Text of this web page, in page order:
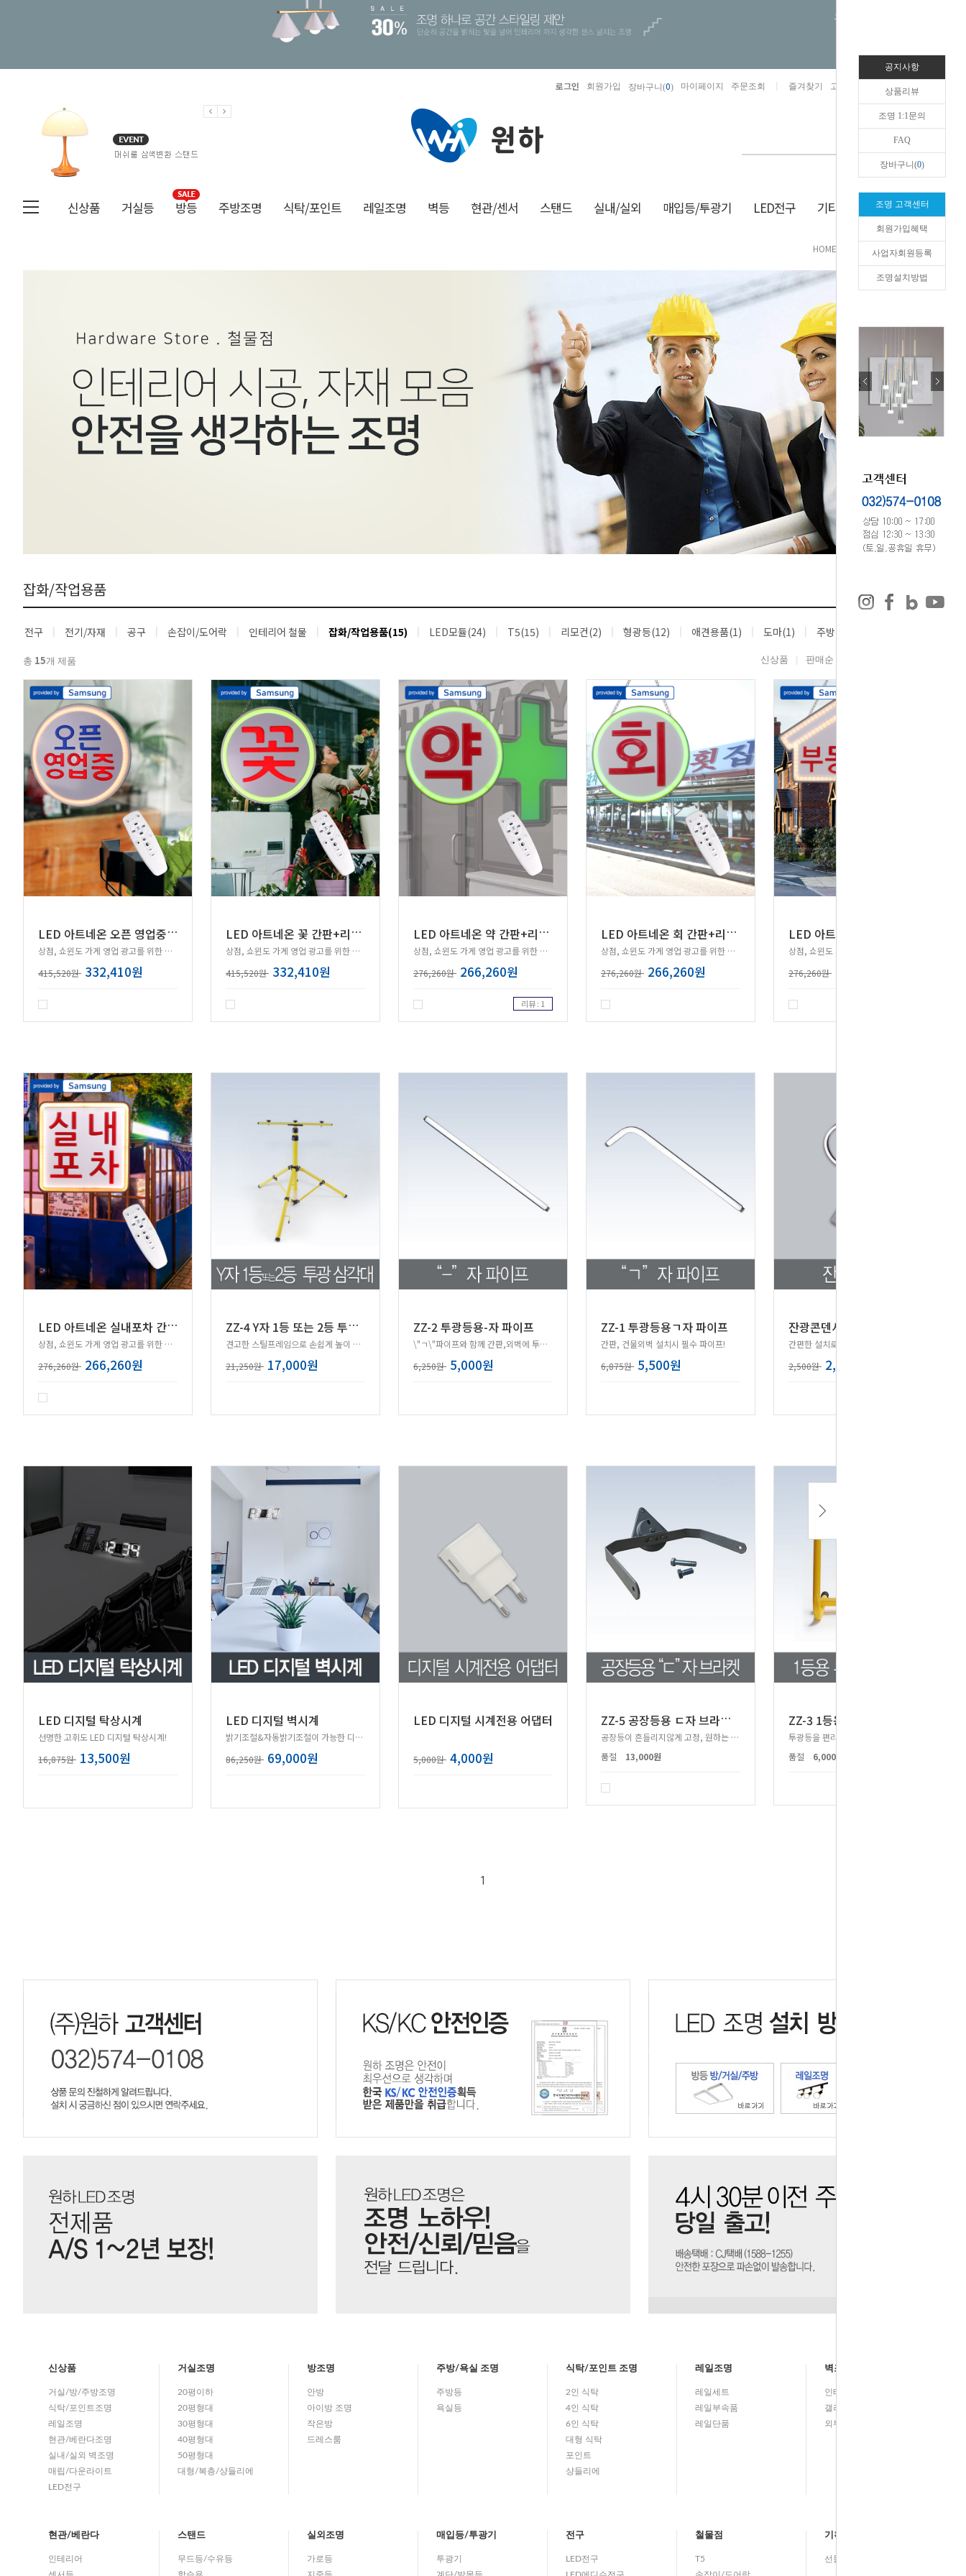
오늘하루 열지않음
로그인 회원가입 장바구니(0) 마이페이지 주문조회 즐겨찾기 고객센터 카카오톡채널/상담
신상품 거실등 방등 주방조명 식탁/포인트 레일조명 벽등 현관/센서 스탠드 실내/실외 매입등/투광기 LED전구 기타/잡화 생활/건강
HOME 기타/잡화>잡화/작업용품
잡화/작업용품
전구 전기/자재 공구 손잡이/도어락 인테리어 철물 잡화/작업용품(15) LED모듈(24) T5(15) 리모컨(2) 형광등(12) 애견용품(1) 도마(1) 주방잡화(2)
총 15개 제품 신상품 판매순
L
ED 아트네온 오픈 영업중 간판+리모컨(혼합색)
상점, 쇼윈도 가게 영업 광고를 위한 새로운 광고!
415,520원 332,410원
L
ED 아트네온 꽃 간판+리모컨(혼합색)
상점, 쇼윈도 가게 영업 광고를 위한 새로운 광고!
415,520원 332,410원
L
ED 아트네온 약 간판+리모컨(혼합색)
상점, 쇼윈도 가게 영업 광고를 위한 새로운 광고!
276,260원 266,260원
리뷰 : 1
L
ED 아트네온 회 간판+리모컨(혼합색)
상점, 쇼윈도 가게 영업 광고를 위한 새로운 광고!
276,260원 266,260원
276,260원
L
ED 아트네온 실내포차 간판+리모컨(혼합색)
상점, 쇼윈도 가게 영업 광고를 위한 새로운 광고!
276,260원 266,260원
Z
Z-4 Y자 1등 또는 2등 투광등 삼각대
견고한 스틸프레임으로 손쉽게 높이 조절과 이동보관이 편리합니다!
21,250원 17,000원
ZZ-2 투광등용-자 파이프
\"ㄱ\"파이프와 함께 간판,외벽에 투광등 설치시 필수!
6,250원 5,000원
ZZ-1 투광등용ㄱ자 파이프
간판, 건물외벽 설치시 필수 파이프!
6,875원 5,500원
잔광콘덴서
간편한 설치로 잔광현상해결!
2,500원 2,000원
LED 디지털 탁상시계
선명한 고휘도 LED 디지털 탁상시계!
16,875원 13,500원
LED 디지털 벽시계
밝기조절&자동밝기조절이 가능한 디지털 벽시계
86,250원 69,000원
LED 디지털 시계전용 어댑터
5,000원 4,000원
Z
Z-5 공장등용 ㄷ자 브라켓(100W~150W)
공장등이 흔들리지않게 고정, 원하는 각도로 공장등 조절가능!
품절
13,000원
ZZ-3 1등용 투광등 거치대
품절
6,000원
1
신상품
거실/방/주방조명
식탁/포인트조명
레일조명
현관/베란다조명
실내/실외 벽조명
매립/다운라이트
LED전구
거실조명
20평이하
20평형대
30평형대
40평형대
50평형대
대형/복층/샹들리에
방조명
안방
아이방 조명
작은방
드레스룸
주방/욕실 조명
주방등
욕실등
식탁/포인트 조명
2인 식탁
4인 식탁
6인 식탁
대형 식탁
포인트
샹들리에
레일조명
레일세트
레일부속품
레일단품
벽조명
인테리어
갤러리벽등(그림벽등)
외부등/실외등
현관/베란다
인테리어
스탠드
무드등/수유등
실외조명
가로등
매입등/투광기
투광기
전구
LED전구
철물점
T5
기획전
선물기획전
공지사항
상품리뷰
조명 1:1문의
FAQ
장바구니(0)
조명 고객센터
회원가입혜택
사업자회원등록
조명설치방법